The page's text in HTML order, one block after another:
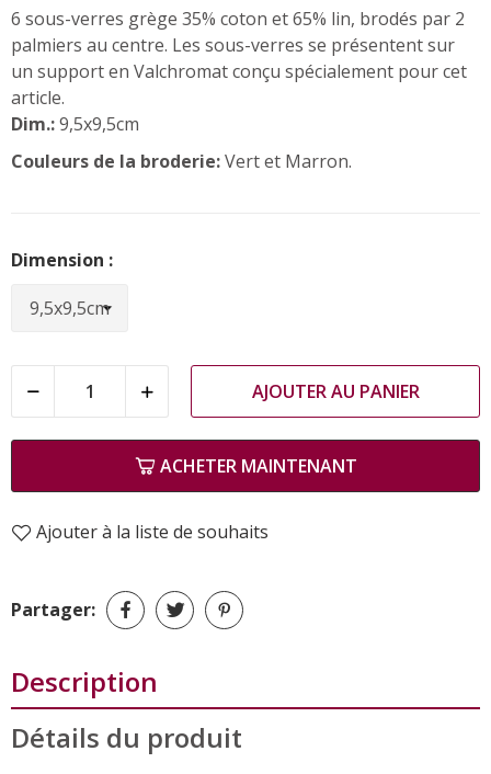
6 sous-verres grège 35% coton et 65% lin, brodés par 2
palmiers au centre. Les sous-verres se présentent sur
un support en Valchromat conçu spécialement pour cet
article.
Dim.:9,5x9,5cm
Couleurs de la broderie:Vert et Marron.
Dimension :
AJOUTER AU PANIER
ACHETER MAINTENANT
Ajouter à la liste de souhaits
Partager:
Description
Détails du produit